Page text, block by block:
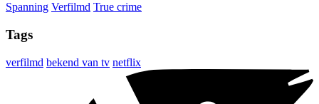
Spanning Verfilmd True crime
Tags
verfilmd bekend van tv netflix